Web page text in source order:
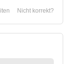
Nicht korrekt?